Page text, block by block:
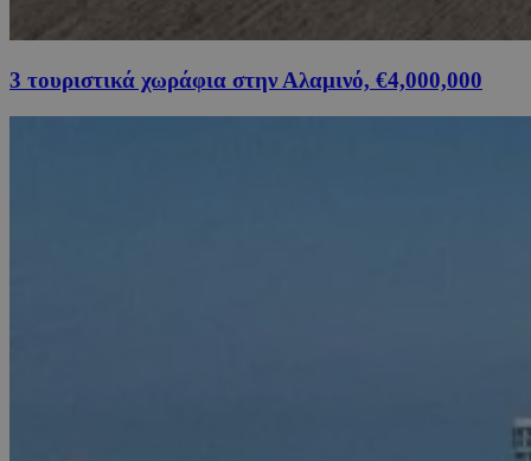
3 τουριστικά χωράφια στην Αλαμινό, €4,000,000